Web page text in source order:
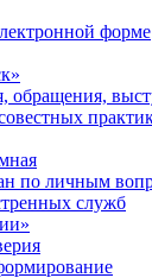
форме
обращения,
по личным
служб